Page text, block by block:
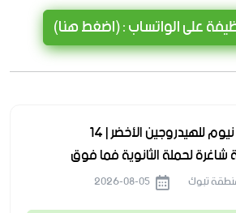
على الواتساب : (اضغط هنا)
شركة نيوم للهيدروجين الأخضر | 14
لحملة الثانوية فما فوق
تبوك